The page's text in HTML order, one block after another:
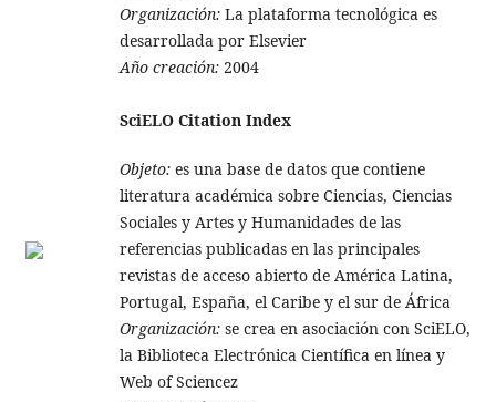
Organización:La plataforma tecnológica es
desarrollada por Elsevier
Año creación:2004
SciELO Citation Index
Objeto:es una base de datos que contiene
literatura académica sobre Ciencias, Ciencias
Sociales y Artes y Humanidades de las
referencias publicadas en las principales
revistas de acceso abierto de América Latina,
Portugal, España, el Caribe y el sur de África
Organización:se crea en asociación con SciELO,
la Biblioteca Electrónica Científica en línea y
Web of Sciencez